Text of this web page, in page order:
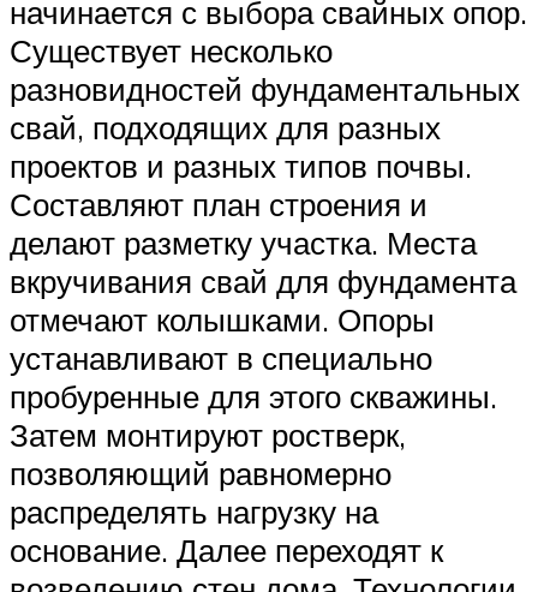
начинается с выбора свайных опор.
Существует несколько
разновидностей фундаментальных
свай, подходящих для разных
проектов и разных типов почвы.
Составляют план строения и
делают разметку участка. Места
вкручивания свай для фундамента
отмечают колышками. Опоры
устанавливают в специально
пробуренные для этого скважины.
Затем монтируют ростверк,
позволяющий равномерно
распределять нагрузку на
основание. Далее переходят к